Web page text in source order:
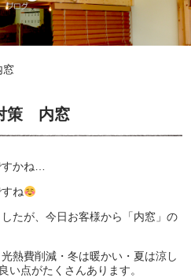
策 内窓
すかね…
ね
たが、今日お客様から「内窓」の
熱費削減・冬は暖かい・夏は涼し
い点がたくさんあります。